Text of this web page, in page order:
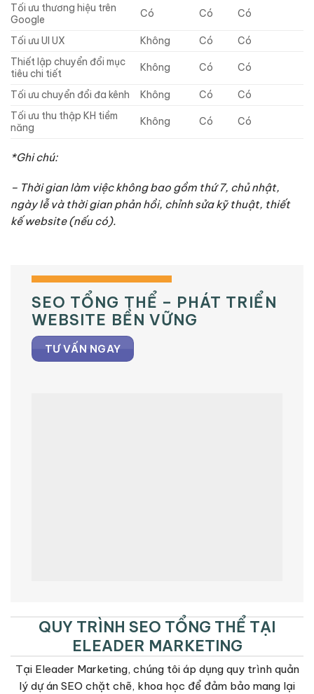
Tối ưu thương hiệu trên
Google
Có Có Có
Tối ưu UI UX Không Có
Có
Thiết lập chuyển đổi mục
tiêu chi tiết
Không Có Có
Tối ưu chuyển đổi đa kênh Không Có
Có
Tối ưu thu thập KH tiềm
năng
Không Có Có
*Ghi chú:
– Thời gian làm việc không bao gồm thứ 7, chủ nhật,
ngày lễ và thời gian phản hồi, chỉnh sửa kỹ thuật, thiết
kế website (nếu có).
SEO TỔNG THỂ – PHÁT TRIỂN
WEBSITE BỀN VỮNG
TƯ VẤN NGAY
QUY TRÌNH SEO TỔNG THỂ TẠI
ELEADER MARKETING
Tại Eleader Marketing, chúng tôi áp dụng quy trình quản
lý dự án SEO chặt chẽ, khoa học để đảm bảo mang lại